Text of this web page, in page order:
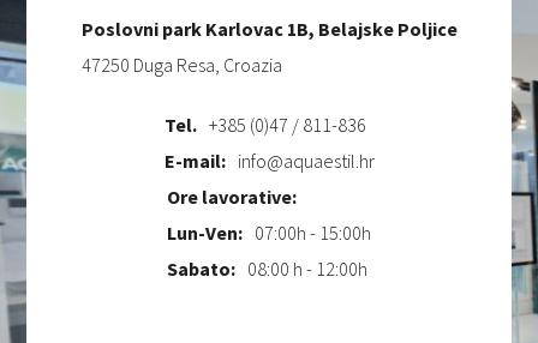
Poslovni park Karlovac 1B, Belajske Poljice
47250 Duga Resa, Croazia
Tel. +385 (0)47 / 811-836
E-mail: info@aquaestil.hr
Ore lavorative:
Lun-Ven: 07:00h - 15:00h
Sabato: 08:00 h - 12:00h